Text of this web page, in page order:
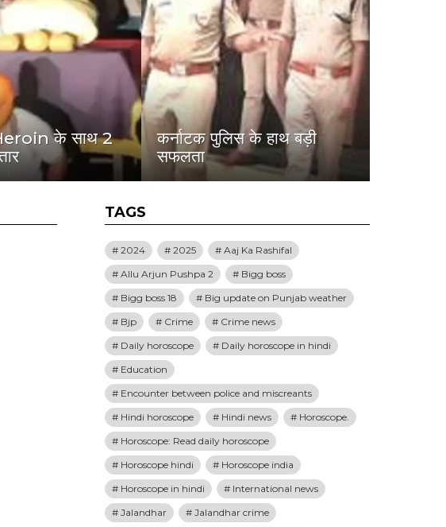
के साथ 2
कर्नाटक पुलिस के हाथ बड़ी
सफलता
TAGS
2024 2025
Aaj Ka Rashifal
Allu Arjun Pushpa 2
Bigg boss
Bigg boss 18
Big update on Punjab weather
Bjp
Crime
Crime news
Daily horoscope
Daily horoscope in hindi
Education
Encounter between police and miscreants
Hindi horoscope
Hindi news
Horoscope.
Horoscope: Read daily horoscope
Horoscope hindi
Horoscope india
Horoscope in hindi
International news
Jalandhar
Jalandhar crime